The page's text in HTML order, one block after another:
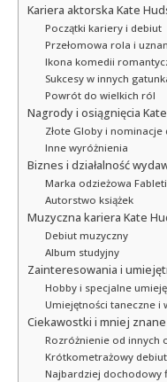
Kariera aktorska Kate
Początki kariery i debiut
Przełomowa rola i
Ikona komedii
Sukcesy w innych
Powrót do wielkich ról
Nagrody i osiągnięcia
Złote Globy i nominacje
Inne wyróżnienia
Biznes i działalność
Marka odzieżowa
Autorstwo książek
Muzyczna kariera Kate
Debiut muzyczny
Album studyjny
Zainteresowania i
Hobby i specjalne
Umiejętności taneczne i
Ciekawostki i mniej
Rozróżnienie od innych
Krótkometrażowy
Najbardziej dochodowy